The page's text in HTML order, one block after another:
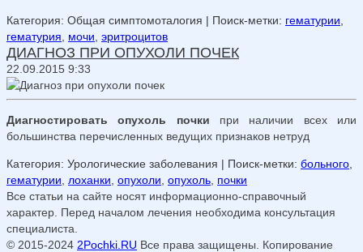
Категория: Общая симптомоталогия | Поиск-метки: гематурии
гематурия
мочи эритроцитов
ДИАГНОЗ ПРИ ОПУХОЛИ ПОЧЕК
22.09.2015 9:33
Диагностировать опухоль почки при наличии всех или
большинства перечисленных ведущих признаков нетруд
Категория: Урологические заболевания | Поиск-метки: больного
гематурии
лоханки опухоли опухоль почки
Все статьи на сайте носят информационно-справочный
характер. Перед началом лечения необходима консультация
специалиста.
© 2015-2024 2Pochki.RU Все права защищены. Копирование